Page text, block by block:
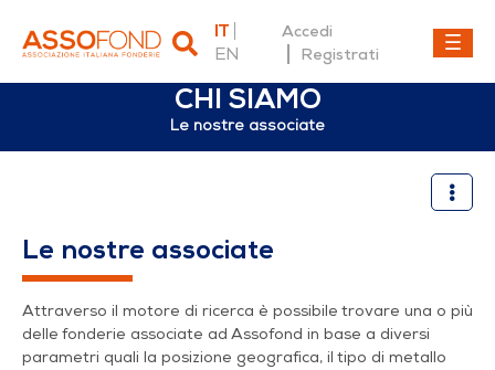
IT
EN
Accedi
Registrati
CHI SIAMO
Le nostre associate
Le nostre associate
Attraverso il motore di ricerca è possibile trovare una o più
delle fonderie associate ad Assofond in base a diversi
parametri quali la posizione geografica, il tipo di metallo